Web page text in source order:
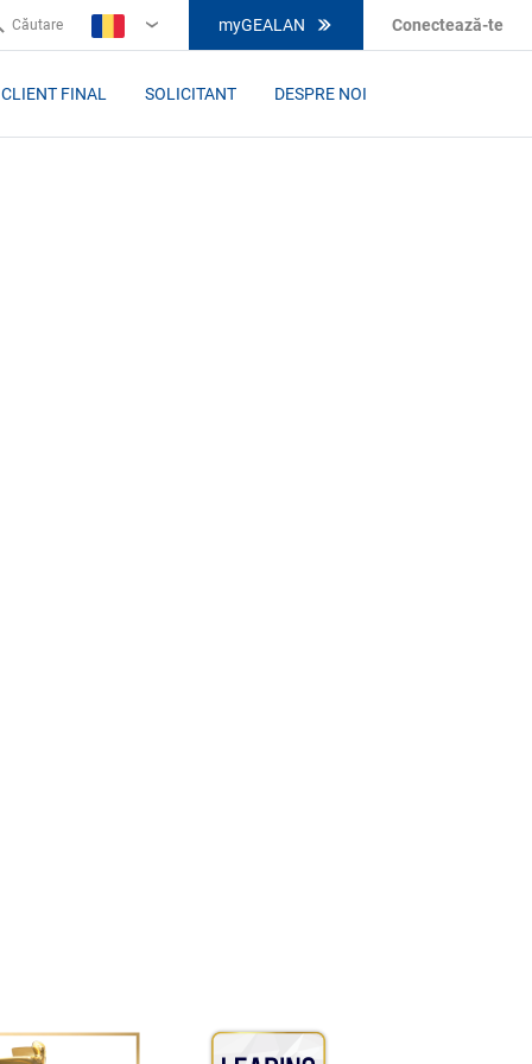
Căutare
RO
myGEALAN Conectează-te
CLIENT FINAL SOLICITANT DESPRE NOI